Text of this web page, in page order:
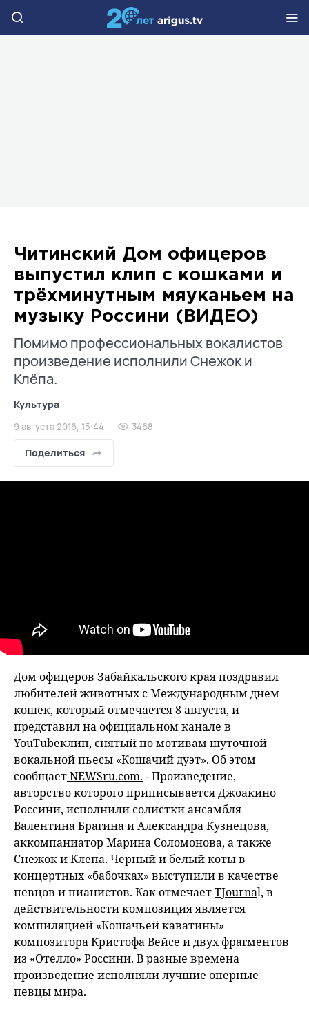
Читинский Дом офицеров
выпустил клип с кошками и
трёхминутным мяуканьем на
музыку Россини (ВИДЕО)
Помимо профессиональных вокалистов
произведение исполнили Снежок и
Клёпа.
Культура
9 августа 2016, 15:44 3468
Поделиться
Дом офицеров Забайкальского края поздравил
любителей животных с Международным днем
кошек, который отмечается 8 августа, и
представил на официальном канале в
YouTubeклип, снятый по мотивам шуточной
вокальной пьесы «Кошачий дуэт». Об этом
сообщаетNEWSru.com. - Произведение,
авторство которого приписывается Джоакино
Россини, исполнили солистки ансамбля
Валентина Брагина и Александра Кузнецова,
аккомпаниатор Марина Соломонова, а также
Снежок и Клепа. Черный и белый коты в
концертных «бабочках» выступили в качестве
певцов и пианистов. Как отмечаетTJournal, в
действительности композиция является
компиляцией «Кошачьей каватины»
композитора Кристофа Вейсе и двух фрагментов
из «Отелло» Россини. В разные времена
произведение исполняли лучшие оперные
певцы мира.